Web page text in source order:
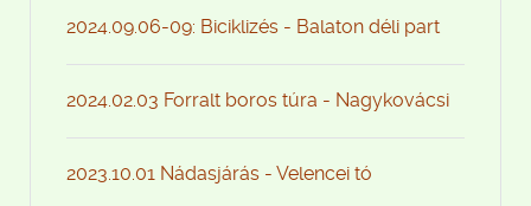
2024.09.06-09: Biciklizés - Balaton déli part
2024.02.03 Forralt boros túra - Nagykovácsi
2023.10.01 Nádasjárás - Velencei tó